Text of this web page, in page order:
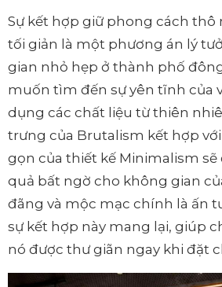
Sự kết hợp giữ phong cách thô
tối giản là một phương án lý
gian nhỏ hẹp ở thành phố
muốn tìm đến sự yên tĩnh của
dụng các chất liệu từ thiên
trưng của Brutalism kết hợp
gọn của thiết kế Minimalism
quả bất ngờ cho không gian
đãng và mộc mạc chính là ấn
sự kết hợp này mang lại, giúp
nó được thư giãn ngay khi đặt